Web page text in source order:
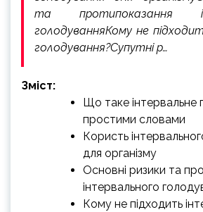
та протипоказання
голодуванняКому не
голодування?Супутні р…
Зміст:
Що таке інтервальне
простими словами
Користь
для організму
Основні ризики та
інтервального
Кому не підходить